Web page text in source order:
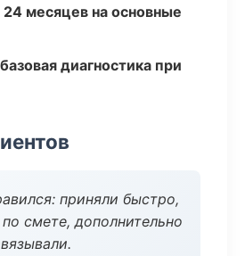
24 месяцев на основные
диагностика при
приняли быстро,
смете, дополнительно